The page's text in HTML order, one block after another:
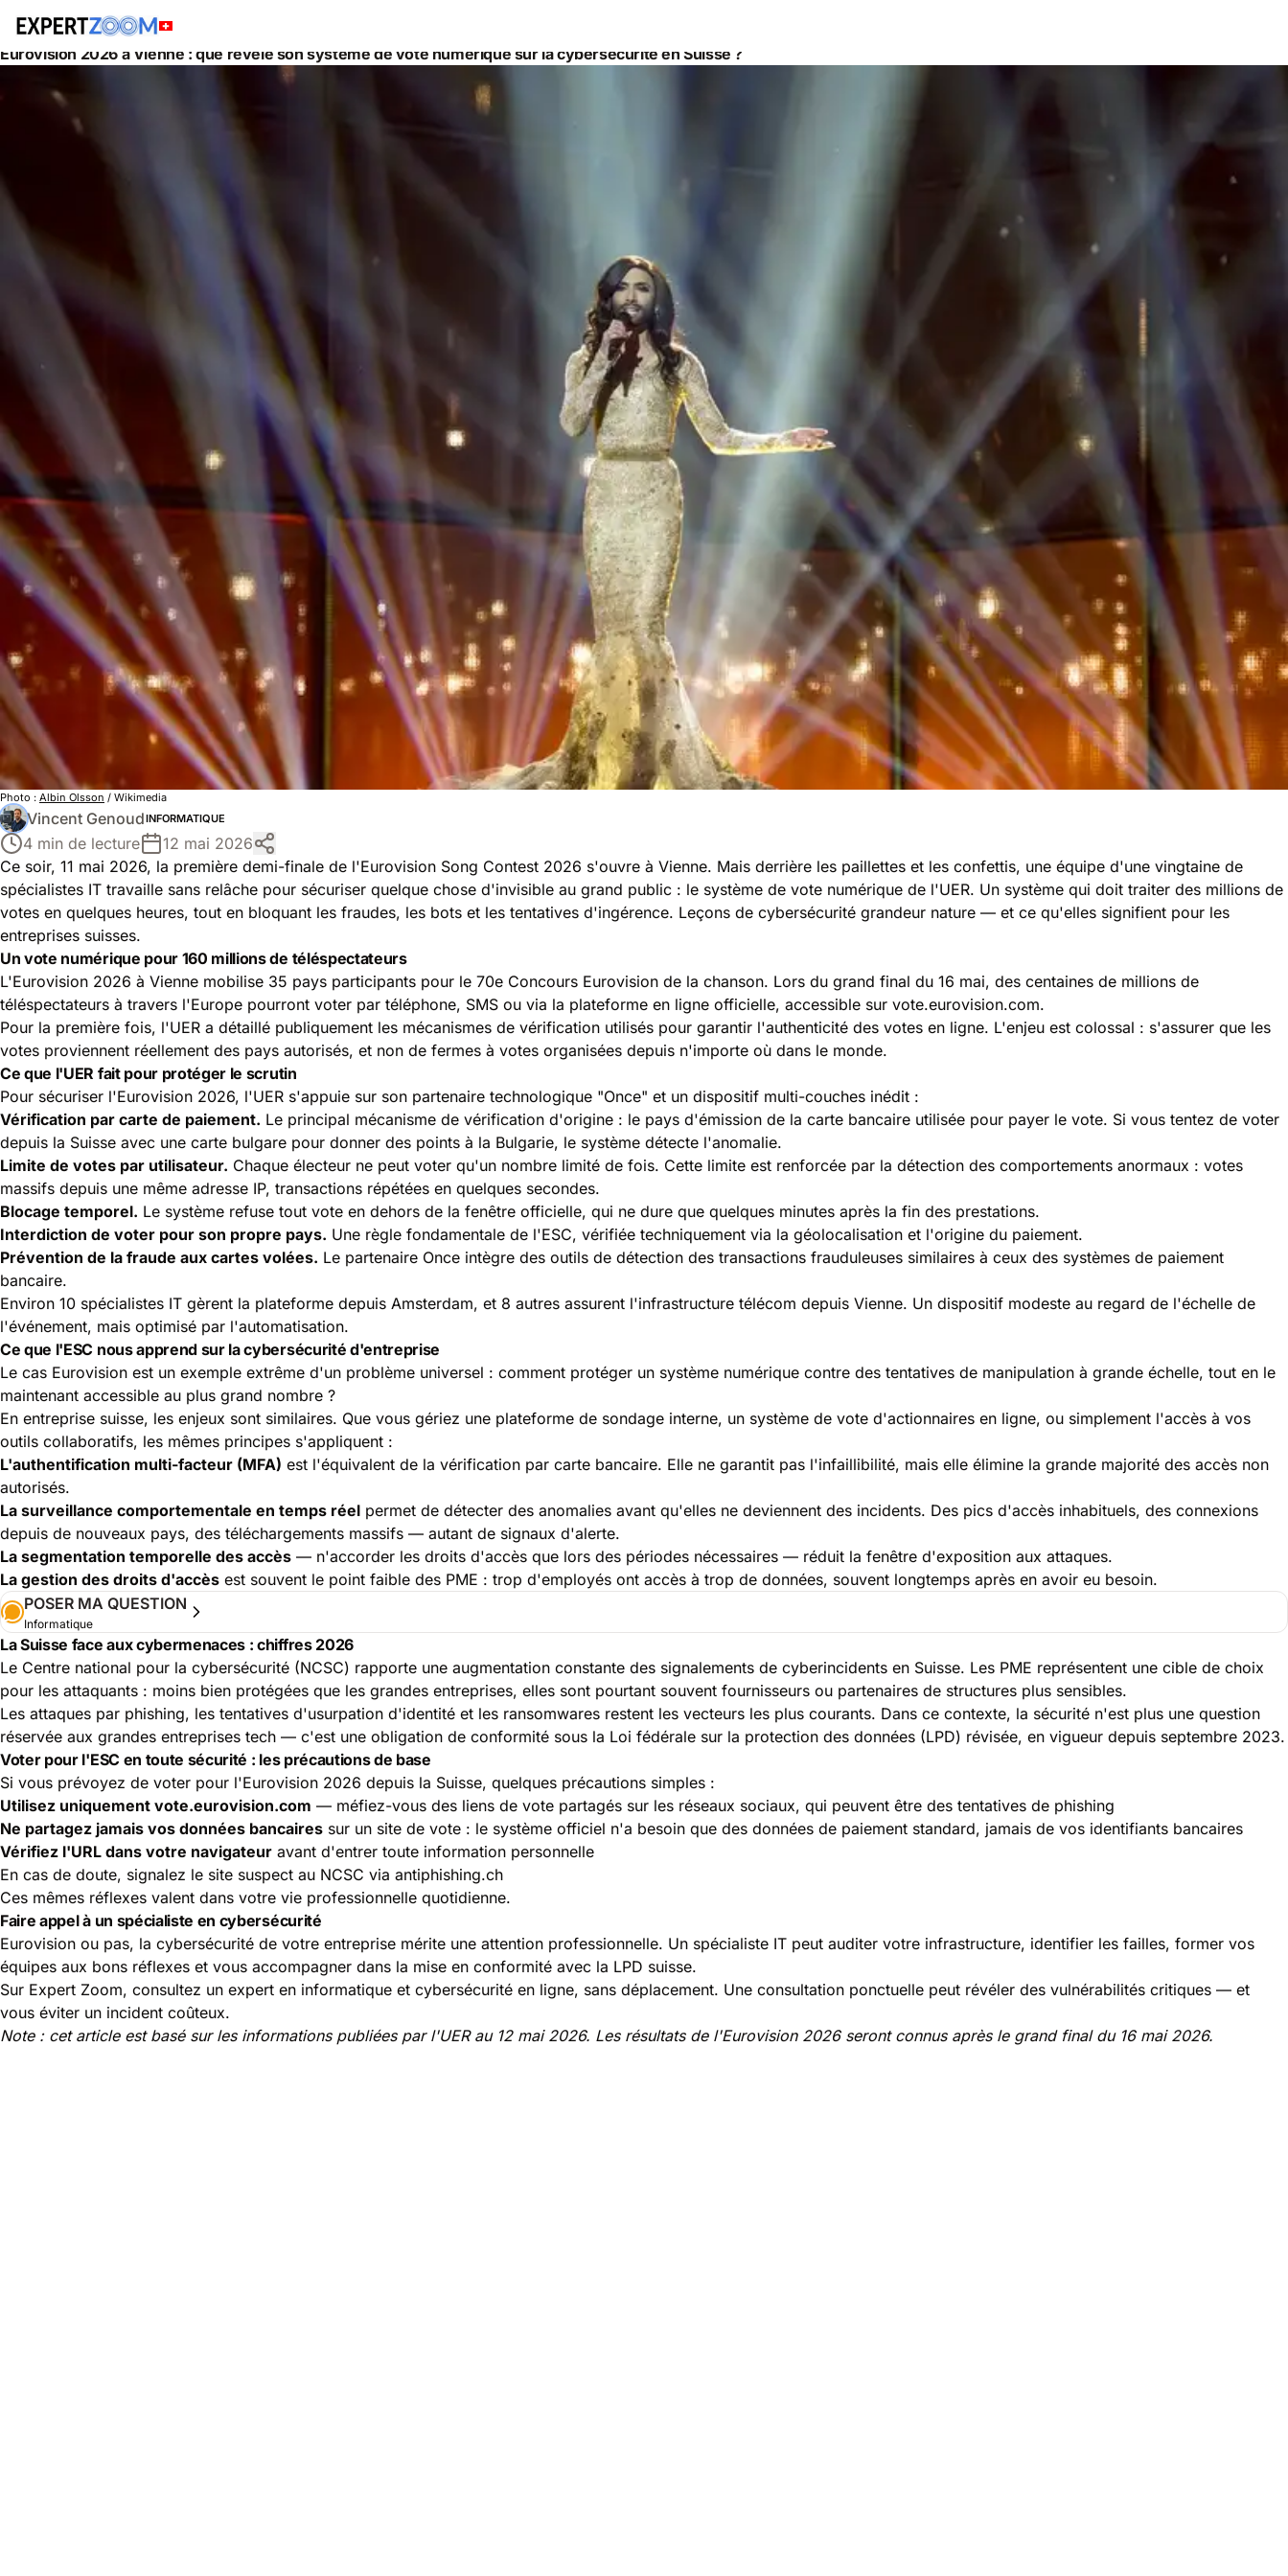
Actualités Informatique
Eurovision 2026 à Vienne : que révèle son système de vote numérique sur la cybersécurité en Suisse ?
Photo : Albin Olsson / Wikimedia
Vincent GenoudINFORMATIQUE
4 min de lecture
12 mai 2026
Ce soir, 11 mai 2026, la première demi-finale de l'Eurovision Song Contest 2026 s'ouvre à Vienne. Mais derrière les paillettes et les confettis, une équipe d'une vingtaine de
spécialistes IT travaille sans relâche pour sécuriser quelque chose d'invisible au grand public : le système de vote numérique de l'UER. Un système qui doit traiter des millions de
votes en quelques heures, tout en bloquant les fraudes, les bots et les tentatives d'ingérence. Leçons de cybersécurité grandeur nature — et ce qu'elles signifient pour les
entreprises suisses.
Un vote numérique pour 160 millions de téléspectateurs
L'Eurovision 2026 à Vienne mobilise 35 pays participants pour le 70e Concours Eurovision de la chanson. Lors du grand final du 16 mai, des centaines de millions de
téléspectateurs à travers l'Europe pourront voter par téléphone, SMS ou via la plateforme en ligne officielle, accessible sur vote.eurovision.com.
Pour la première fois, l'UER a détaillé publiquement les mécanismes de vérification utilisés pour garantir l'authenticité des votes en ligne. L'enjeu est colossal : s'assurer que les
votes proviennent réellement des pays autorisés, et non de fermes à votes organisées depuis n'importe où dans le monde.
Ce que l'UER fait pour protéger le scrutin
Pour sécuriser l'Eurovision 2026, l'UER s'appuie sur son partenaire technologique "Once" et un dispositif multi-couches inédit :
Vérification par carte de paiement. Le principal mécanisme de vérification d'origine : le pays d'émission de la carte bancaire utilisée pour payer le vote. Si vous tentez de voter
depuis la Suisse avec une carte bulgare pour donner des points à la Bulgarie, le système détecte l'anomalie.
Limite de votes par utilisateur. Chaque électeur ne peut voter qu'un nombre limité de fois. Cette limite est renforcée par la détection des comportements anormaux : votes
massifs depuis une même adresse IP, transactions répétées en quelques secondes.
Blocage temporel. Le système refuse tout vote en dehors de la fenêtre officielle, qui ne dure que quelques minutes après la fin des prestations.
Interdiction de voter pour son propre pays. Une règle fondamentale de l'ESC, vérifiée techniquement via la géolocalisation et l'origine du paiement.
Prévention de la fraude aux cartes volées. Le partenaire Once intègre des outils de détection des transactions frauduleuses similaires à ceux des systèmes de paiement
bancaire.
Environ 10 spécialistes IT gèrent la plateforme depuis Amsterdam, et 8 autres assurent l'infrastructure télécom depuis Vienne. Un dispositif modeste au regard de l'échelle de
l'événement, mais optimisé par l'automatisation.
Ce que l'ESC nous apprend sur la cybersécurité d'entreprise
Le cas Eurovision est un exemple extrême d'un problème universel : comment protéger un système numérique contre des tentatives de manipulation à grande échelle, tout en le
maintenant accessible au plus grand nombre ?
En entreprise suisse, les enjeux sont similaires. Que vous gériez une plateforme de sondage interne, un système de vote d'actionnaires en ligne, ou simplement l'accès à vos
outils collaboratifs, les mêmes principes s'appliquent :
L'authentification multi-facteur (MFA) est l'équivalent de la vérification par carte bancaire. Elle ne garantit pas l'infaillibilité, mais elle élimine la grande majorité des accès non
autorisés.
La surveillance comportementale en temps réel permet de détecter des anomalies avant qu'elles ne deviennent des incidents. Des pics d'accès inhabituels, des connexions
depuis de nouveaux pays, des téléchargements massifs — autant de signaux d'alerte.
La segmentation temporelle des accès — n'accorder les droits d'accès que lors des périodes nécessaires — réduit la fenêtre d'exposition aux attaques.
La gestion des droits d'accès est souvent le point faible des PME : trop d'employés ont accès à trop de données, souvent longtemps après en avoir eu besoin.
POSER MA QUESTION
Informatique
La Suisse face aux cybermenaces : chiffres 2026
Le Centre national pour la cybersécurité (NCSC) rapporte une augmentation constante des signalements de cyberincidents en Suisse. Les PME représentent une cible de choix
pour les attaquants : moins bien protégées que les grandes entreprises, elles sont pourtant souvent fournisseurs ou partenaires de structures plus sensibles.
Les attaques par phishing, les tentatives d'usurpation d'identité et les ransomwares restent les vecteurs les plus courants. Dans ce contexte, la sécurité n'est plus une question
réservée aux grandes entreprises tech — c'est une obligation de conformité sous la Loi fédérale sur la protection des données (LPD) révisée, en vigueur depuis septembre 2023.
Voter pour l'ESC en toute sécurité : les précautions de base
Si vous prévoyez de voter pour l'Eurovision 2026 depuis la Suisse, quelques précautions simples :
Utilisez uniquement vote.eurovision.com — méfiez-vous des liens de vote partagés sur les réseaux sociaux, qui peuvent être des tentatives de phishing
Ne partagez jamais vos données bancaires sur un site de vote : le système officiel n'a besoin que des données de paiement standard, jamais de vos identifiants bancaires
Vérifiez l'URL dans votre navigateur avant d'entrer toute information personnelle
En cas de doute, signalez le site suspect au NCSC via antiphishing.ch
Ces mêmes réflexes valent dans votre vie professionnelle quotidienne.
Faire appel à un spécialiste en cybersécurité
Eurovision ou pas, la cybersécurité de votre entreprise mérite une attention professionnelle. Un spécialiste IT peut auditer votre infrastructure, identifier les failles, former vos
équipes aux bons réflexes et vous accompagner dans la mise en conformité avec la LPD suisse.
Sur Expert Zoom, consultez un expert en informatique et cybersécurité en ligne, sans déplacement. Une consultation ponctuelle peut révéler des vulnérabilités critiques — et
vous éviter un incident coûteux.
Note : cet article est basé sur les informations publiées par l'UER au 12 mai 2026. Les résultats de l'Eurovision 2026 seront connus après le grand final du 16 mai 2026.